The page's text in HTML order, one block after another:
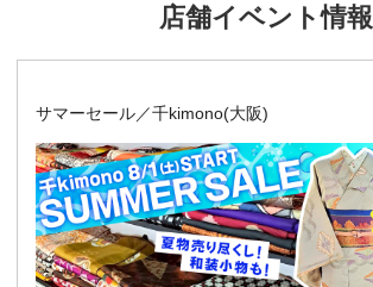
店舗イベント情報
サマーセール／千kimono(大阪)